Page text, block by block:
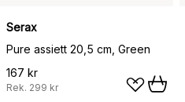
Serax
Pure assiett 20,5 cm, Green
167 kr
Rek. 299 kr